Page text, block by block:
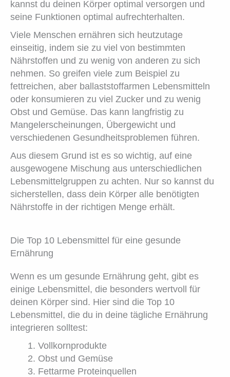
kannst du deinen Körper optimal versorgen und
seine Funktionen optimal aufrechterhalten.
Viele Menschen ernähren sich heutzutage
einseitig, indem sie zu viel von bestimmten
Nährstoffen und zu wenig von anderen zu sich
nehmen. So greifen viele zum Beispiel zu
fettreichen, aber ballaststoffarmen Lebensmitteln
oder konsumieren zu viel Zucker und zu wenig
Obst und Gemüse. Das kann langfristig zu
Mangelerscheinungen, Übergewicht und
verschiedenen Gesundheitsproblemen führen.
Aus diesem Grund ist es so wichtig, auf eine
ausgewogene Mischung aus unterschiedlichen
Lebensmittelgruppen zu achten. Nur so kannst du
sicherstellen, dass dein Körper alle benötigten
Nährstoffe in der richtigen Menge erhält.
Die Top 10 Lebensmittel für eine gesunde
Ernährung
Wenn es um gesunde Ernährung geht, gibt es
einige Lebensmittel, die besonders wertvoll für
deinen Körper sind. Hier sind die Top 10
Lebensmittel, die du in deine tägliche Ernährung
integrieren solltest:
Vollkornprodukte
Obst und Gemüse
Fettarme Proteinquellen